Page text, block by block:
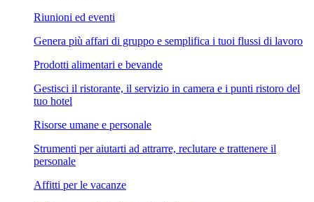
Riunioni ed eventi
Genera più affari di gruppo e semplifica i tuoi flussi di lavoro
Prodotti alimentari e bevande
Gestisci il ristorante, il servizio in camera e i punti ristoro del
tuo hotel
Risorse umane e personale
Strumenti per aiutarti ad attrarre, reclutare e trattenere il
personale
Affitti per le vacanze